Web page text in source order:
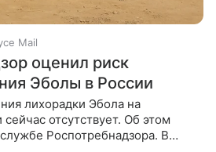
Mail
оценил риск
Эболы в России
лихорадки Эбола на
отсутствует. Об этом
Роспотребнадзора. В